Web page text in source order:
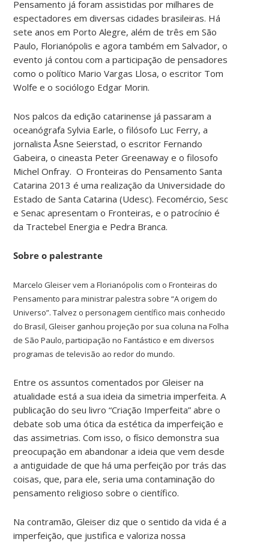
Pensamento já foram assistidas por milhares de
espectadores em diversas cidades brasileiras. Há
sete anos em Porto Alegre, além de três em São
Paulo, Florianópolis e agora também em Salvador, o
evento já contou com a participação de pensadores
como o político Mario Vargas Llosa, o escritor Tom
Wolfe e o sociólogo Edgar Morin.
Nos palcos da edição catarinense já passaram a
oceanógrafa Sylvia Earle, o filósofo Luc Ferry, a
jornalista Åsne Seierstad, o escritor Fernando
Gabeira, o cineasta Peter Greenaway e o filosofo
Michel Onfray. O Fronteiras do Pensamento Santa
Catarina 2013 é uma realização da Universidade do
Estado de Santa Catarina (Udesc). Fecomércio, Sesc
e Senac apresentam o Fronteiras, e o patrocínio é
da Tractebel Energia e Pedra Branca.
Sobre o palestrante
Marcelo Gleiser vem a Florianópolis com o Fronteiras do
Pensamento para ministrar palestra sobre “A origem do
Universo”. Talvez o personagem científico mais conhecido
do Brasil, Gleiser ganhou projeção por sua coluna na Folha
de São Paulo, participação no Fantástico e em diversos
programas de televisão ao redor do mundo.
Entre os assuntos comentados por Gleiser na
atualidade está a sua ideia da simetria imperfeita. A
publicação do seu livro “Criação Imperfeita” abre o
debate sob uma ótica da estética da imperfeição e
das assimetrias. Com isso, o físico demonstra sua
preocupação em abandonar a ideia que vem desde
a antiguidade de que há uma perfeição por trás das
coisas, que, para ele, seria uma contaminação do
pensamento religioso sobre o científico.
Na contramão, Gleiser diz que o sentido da vida é a
imperfeição, que justifica e valoriza nossa